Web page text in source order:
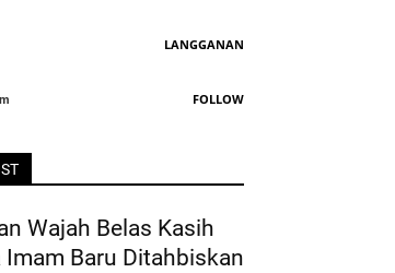
LANGGANAN
FOLLOW
Wajah Belas Kasih
Imam Baru Ditahbiskan